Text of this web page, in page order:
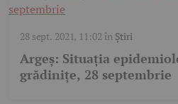
28 sept. 2021, 11:02 în Știri
Argeş: Situaţia
grădiniţe, 28 septembrie